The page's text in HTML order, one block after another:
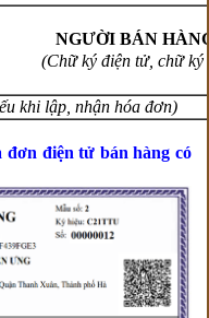
NGƯỜI BÁN
(Chữ ký điện tử, chữ ký
khi lập, nhận hóa đơn)
đơn điện tử bán hàng có